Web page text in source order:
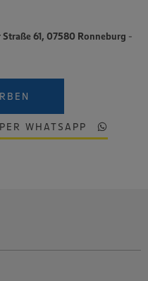
61, 07580 Ronneburg -
PER WHATSAPP